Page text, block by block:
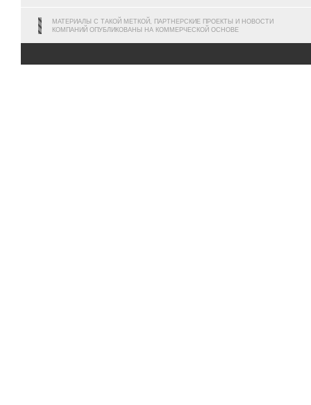
МАТЕРИАЛЫ С ТАКОЙ МЕТКОЙ, ПАРТНЕРСКИЕ ПРОЕКТЫ И НОВОСТИ
КОМПАНИЙ ОПУБЛИКОВАНЫ НА КОММЕРЧЕСКОЙ ОСНОВЕ